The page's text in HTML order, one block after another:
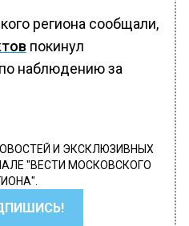
региона сообщали,
покинул
наблюдению за
И ЭКСКЛЮЗИВНЫХ
"ВЕСТИ МОСКОВСКОГО